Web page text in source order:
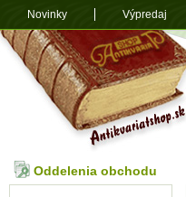
Oddelenia obchodu
Novinky Výpredaj